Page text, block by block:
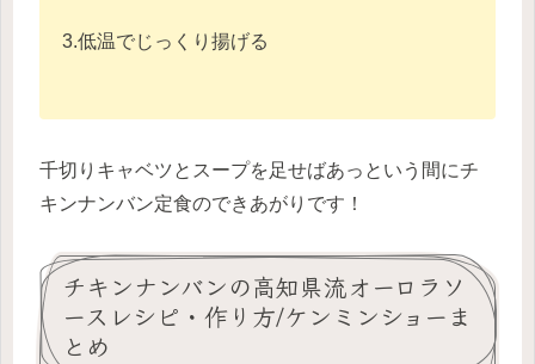
3.低温でじっくり揚げる
千切りキャベツとスープを足せばあっという間にチ
キンナンバン定食のできあがりです！
チキンナンバンの高知県流オーロラソ
ースレシピ・作り方/ケンミンショーま
とめ